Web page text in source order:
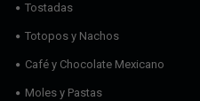
Tostadas
Totopos y Nachos
Café y Chocolate Mexicano
Moles y Pastas